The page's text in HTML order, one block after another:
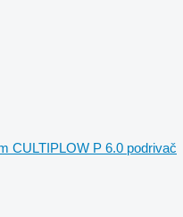
CULTIPLOW P 6.0 podrivač